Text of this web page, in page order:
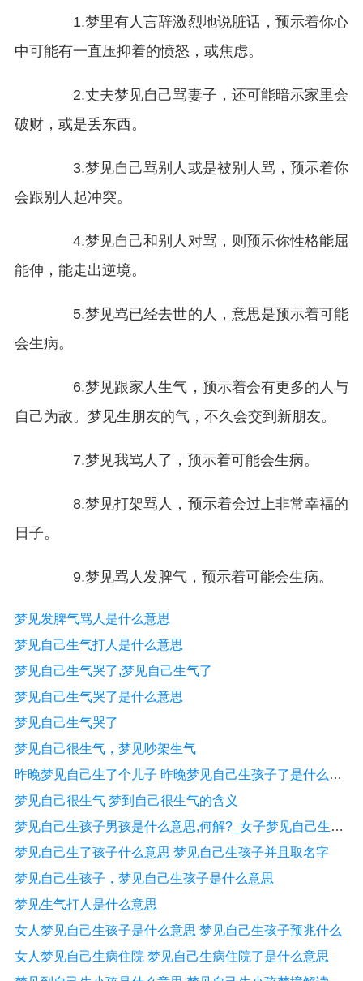
1.梦里有人言辞激烈地说脏话，预示着你心
中可能有一直压抑着的愤怒，或焦虑。
2.丈夫梦见自己骂妻子，还可能暗示家里会
破财，或是丢东西。
3.梦见自己骂别人或是被别人骂，预示着你
会跟别人起冲突。
4.梦见自己和别人对骂，则预示你性格能屈
能伸，能走出逆境。
5.梦见骂已经去世的人，意思是预示着可能
会生病。
6.梦见跟家人生气，预示着会有更多的人与
自己为敌。梦见生朋友的气，不久会交到新朋友。
7.梦见我骂人了，预示着可能会生病。
8.梦见打架骂人，预示着会过上非常幸福的
日子。
9.梦见骂人发脾气，预示着可能会生病。
梦见发脾气骂人是什么意思
梦见自己生气打人是什么意思
梦见自己生气哭了,梦见自己生气了
梦见自己生气哭了是什么意思
梦见自己生气哭了
梦见自己很生气，梦见吵架生气
昨晚梦见自己生了个儿子 昨晚梦见自己生孩子了是什么意思
梦见自己很生气 梦到自己很生气的含义
梦见自己生孩子男孩是什么意思,何解?_女子梦见自己生了个男孩预示什么
梦见自己生了孩子什么意思 梦见自己生孩子并且取名字
梦见自己生孩子，梦见自己生孩子是什么意思
梦见生气打人是什么意思
女人梦见自己生孩子是什么意思 梦见自己生孩子预兆什么
女人梦见自己生病住院 梦见自己生病住院了是什么意思